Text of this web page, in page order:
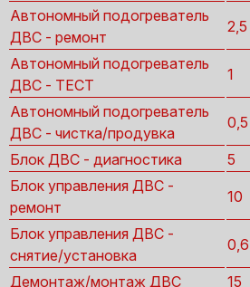
Автономный подогреватель
ДВС - ремонт
2,5
Автономный подогреватель
ДВС - ТЕСТ
1
Автономный подогреватель
ДВС - чистка/продувка
0,5
Блок ДВС - диагностика 5
Блок управления ДВС -
ремонт
10
Блок управления ДВС -
снятие/установка
0,6
Демонтаж/монтаж ДВС 15